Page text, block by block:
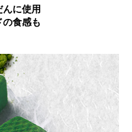
に使用
食感も